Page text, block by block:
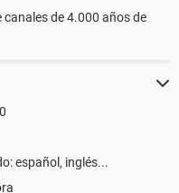
de 4.000 años de
español, inglés...